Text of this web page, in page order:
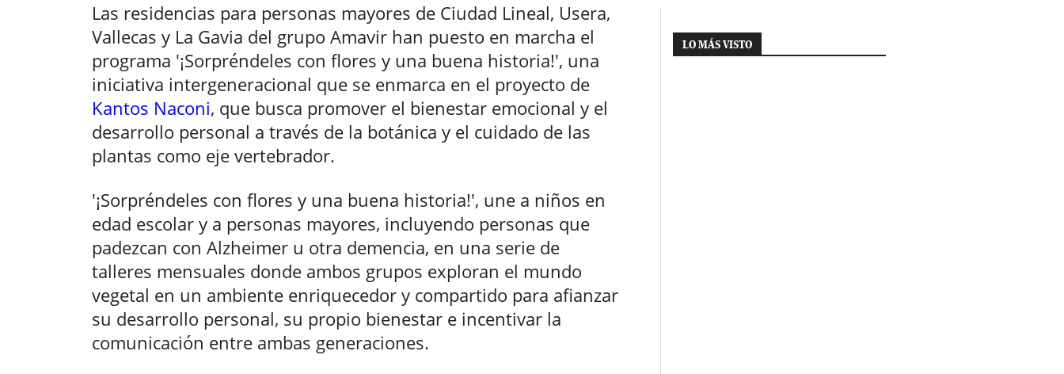
Las residencias para personas mayores de Ciudad Lineal, Usera,
Vallecas y La Gavia del grupo Amavir han puesto en marcha el
programa '¡Sorpréndeles con flores y una buena historia!', una
iniciativa intergeneracional que se enmarca en el proyecto de
Kantos Naconi, que busca promover el bienestar emocional y el
desarrollo personal a través de la botánica y el cuidado de las
plantas como eje vertebrador.
'¡Sorpréndeles con flores y una buena historia!', une a niños en
edad escolar y a personas mayores, incluyendo personas que
padezcan con Alzheimer u otra demencia, en una serie de
talleres mensuales donde ambos grupos exploran el mundo
vegetal en un ambiente enriquecedor y compartido para afianzar
su desarrollo personal, su propio bienestar e incentivar la
comunicación entre ambas generaciones.
LO MÁS VISTO